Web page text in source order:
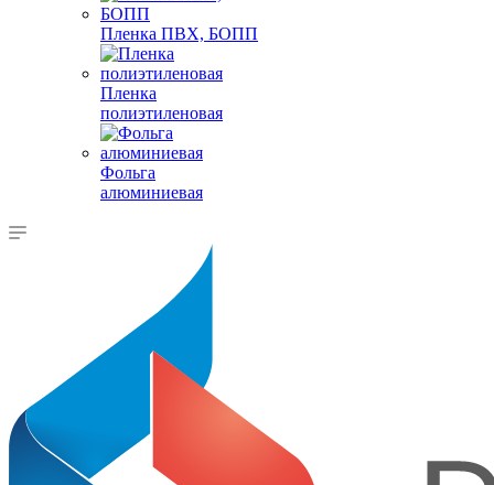
Пленка ПВХ, БОПП
Пленка
полиэтиленовая
Фольга
алюминиевая